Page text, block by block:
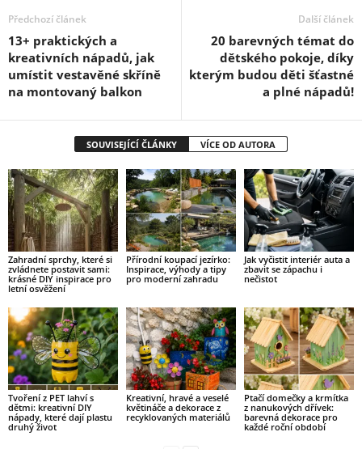
Předchozí článek
13+ praktických a
kreativních nápadů, jak
umístit vestavěné skříně
na montovaný balkon
Další článek
20 barevných témat do
dětského pokoje, díky
kterým budou děti šťastné
a plné nápadů!
SOUVISEJÍCÍ ČLÁNKY VÍCE OD AUTORA
Zahradní sprchy, které si
zvládnete postavit sami:
krásné DIY inspirace pro
letní osvěžení
Přírodní koupací jezírko:
Inspirace, výhody a tipy
pro moderní zahradu
Jak vyčistit interiér auta a
zbavit se zápachu i
nečistot
Tvoření z PET lahví s
dětmi: kreativní DIY
nápady, které dají plastu
druhý život
Kreativní, hravé a veselé
květináče a dekorace z
recyklovaných materiálů
Ptačí domečky a krmítka
z nanukových dřívek:
barevná dekorace pro
každé roční období